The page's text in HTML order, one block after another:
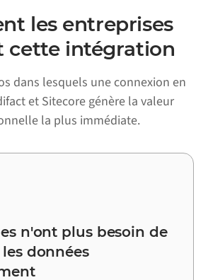
les entreprises
cette intégration
dans lesquels une connexion en
et Sitecore génère la valeur
la plus immédiate.
n'ont plus besoin de
données